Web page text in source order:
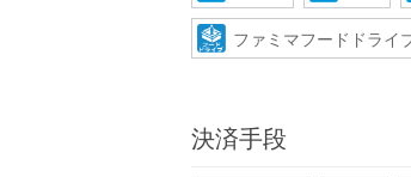
ファミマフードドライ
決済手段